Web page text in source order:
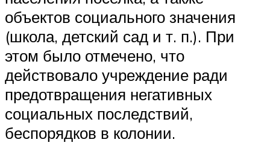
объектов социального значения
(школа, детский сад и т. п.). При
этом было отмечено, что
действовало учреждение ради
предотвращения негативных
социальных последствий,
беспорядков в колонии.